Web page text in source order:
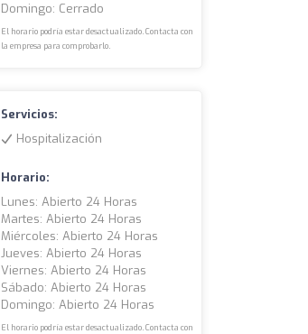
Domingo: Cerrado
El horario podría estar desactualizado. Contacta con
la empresa para comprobarlo.
Servicios:
Hospitalización
Horario:
Lunes: Abierto 24 Horas
Martes: Abierto 24 Horas
Miércoles: Abierto 24 Horas
Jueves: Abierto 24 Horas
Viernes: Abierto 24 Horas
Sábado: Abierto 24 Horas
Domingo: Abierto 24 Horas
El horario podría estar desactualizado. Contacta con